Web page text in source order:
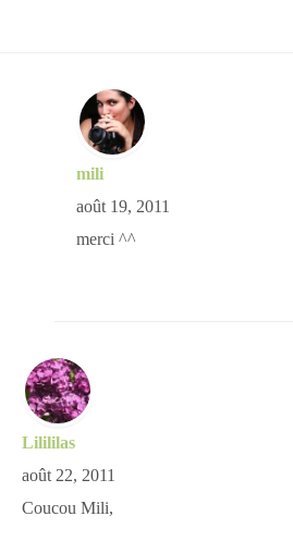
mili
août 19, 2011
merci ^^
Lilililas
août 22, 2011
Coucou Mili,